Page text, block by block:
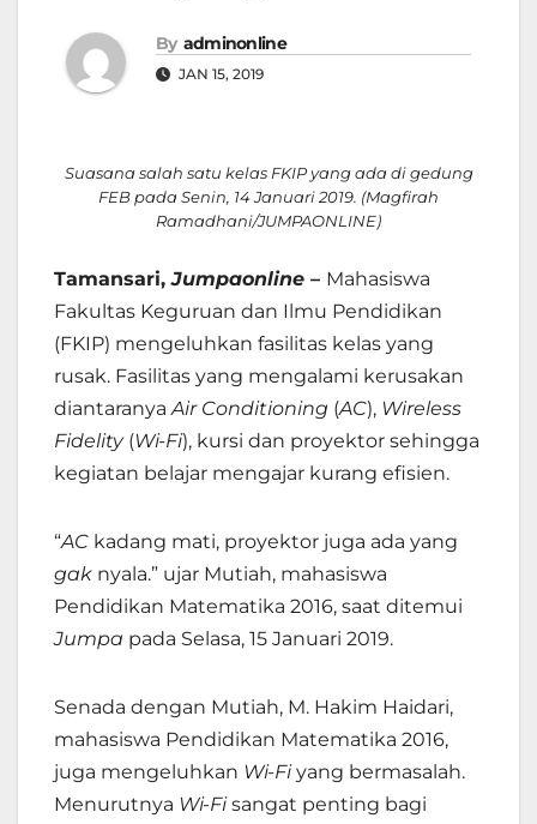
By adminonline
JAN 15, 2019
Suasana salah satu kelas FKIP yang ada di gedung
FEB pada Senin, 14 Januari 2019. (Magfirah
Ramadhani/JUMPAONLINE)
Tamansari,Jumpaonline – Mahasiswa
Fakultas Keguruan dan Ilmu Pendidikan
(FKIP) mengeluhkan fasilitas kelas yang
rusak. Fasilitas yang mengalami kerusakan
diantaranyaAir Conditioning (AC), Wireless
Fidelity(Wi-Fi), kursi dan proyektor sehingga
kegiatan belajar mengajar kurang efisien.
“AC kadang mati, proyektor juga ada yang
gak nyala.” ujar Mutiah, mahasiswa
Pendidikan Matematika 2016, saat ditemui
Jumpa pada Selasa, 15 Januari 2019.
Senada dengan Mutiah, M. Hakim Haidari,
mahasiswa Pendidikan Matematika 2016,
juga mengeluhkan Wi-Fiyang bermasalah.
Menurutnya Wi-Fisangat penting bagi